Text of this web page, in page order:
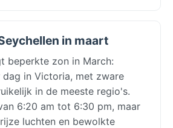
in maart
beperkte zon in March:
dag in Victoria, met zware
in de meeste regio's.
6:20 am tot 6:30 pm, maar
luchten en bewolkte